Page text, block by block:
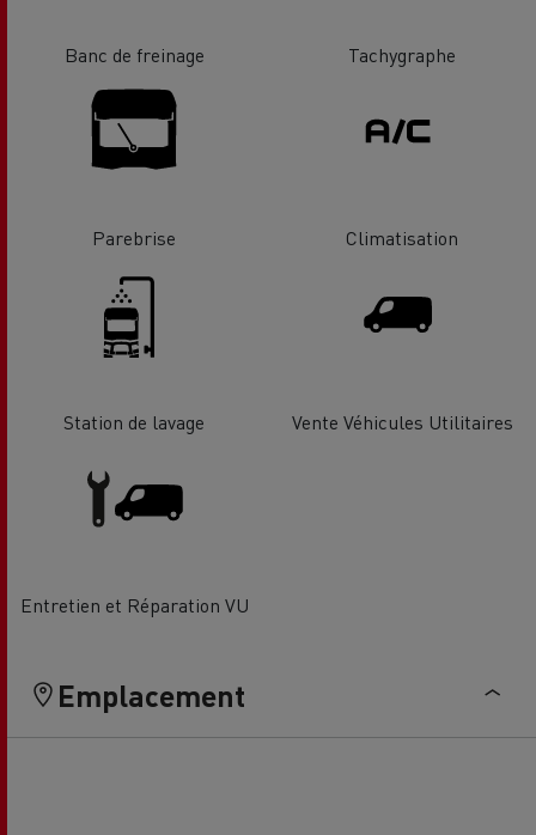
Banc de freinage Tachygraphe
Parebrise Climatisation
Station de lavage Vente Véhicules Utilitaires
Entretien et Réparation VU
Emplacement